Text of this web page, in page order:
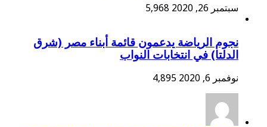
سبتمبر 26, 2020 5,968
نجوم الرياضة يدعمون قائمة أبناء مصر (شرق
الدلتا) في انتخابات النواب
نوفمبر 6, 2020 4,895